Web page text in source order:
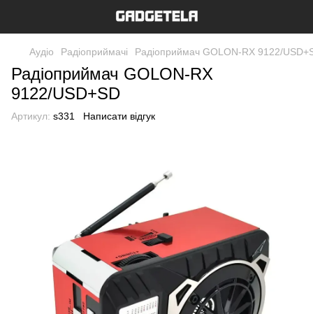
Аудіо Радіоприймачі Радіоприймач GOLON-RX 9122/
Радіоприймач GOLON-RX
9122/USD+SD
Артикул: s331 Написати відгук